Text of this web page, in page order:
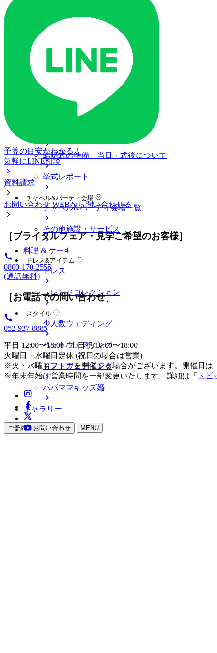
ご予約・お問い合わせ
ブライダルフェア
ブライダルフェア一覧
ブライダルフェアの基礎知識
結婚式の準備・当日・式後について
挙式レポート
チャペル&パーティ会場
チャペル&パーティ会場一覧
その他施設・サービス
料理 & ケーキ
ドレス&アイテム
ドレス
トレンドコレクション
スタイル
少人数ウェディング
ペットウェディング
フォトウェディング
パパママキッズ婚
ギャラリー
ご予約・お問い合わせ MENU
予算の目安がわかる！
気軽にLINE相談
資料請求
お問い合わせ WEBから問い合わせる
［ブライダルフェア・見学ご希望のお客様］
0800-170-2555
(通話無料)
［お電話での問い合わせ］
052-937-8885
平日 12:00〜18:00 / 土日祝 10:00〜18:00
火曜日・水曜日定休 (祝日の場合は営業)
※火・水曜もフェアを開催する場合がございます。開催日は
※年末年始は営業時間を一部変更いたします。詳細は「
トピ